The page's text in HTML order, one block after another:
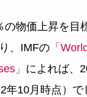
の物価上昇を目
、IMFの「
」 によれば、
年10月時点）で